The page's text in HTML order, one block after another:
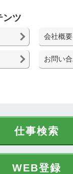
ンツ
会社概要
お問い
仕事検索
WEB登録